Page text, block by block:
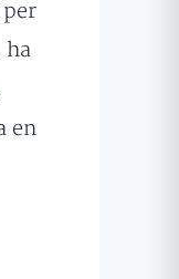
en